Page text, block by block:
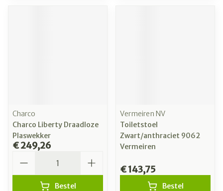
Charco
Charco Liberty Draadloze
Plaswekker
€ 249,26
Bestel
Vermeiren NV
Toiletstoel
Zwart/anthraciet 9062
Vermeiren
€ 143,75
Bestel